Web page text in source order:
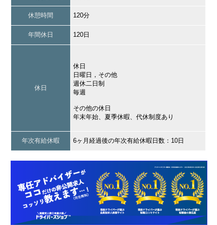
休憩時間 120分
年間休日 120日
休日
休日
日曜日，その他
週休二日制
毎週
その他の休日
年末年始、夏季休暇、代休制度あり
年次有給休暇 6ヶ月経過後の年次有給休暇日数：10日